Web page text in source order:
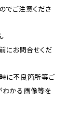
でご注意くださ
にお問合せくだ
に不良箇所等ご
わかる画像等を